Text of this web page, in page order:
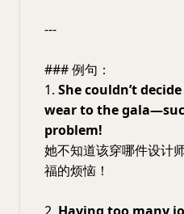
---
### 例句：
1. She couldn’t
wear to the
problem!
她不知道该穿哪件设
福的烦恼！